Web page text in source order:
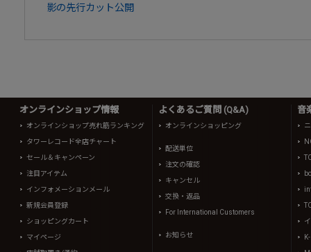
影の先行カット公開
オンラインショップ情報
オンラインショップ売れ筋ランキング
タワーレコード全店チャート
セール＆キャンペーン
注目アイテム
インフォメーションメール
新規会員登録
ショッピングカート
マイページ
よくあるご質問 (Q&A)
オンラインショッピング
配送単位
注文の確認
キャンセル
交換・返品
For International Customers
お知らせ
音